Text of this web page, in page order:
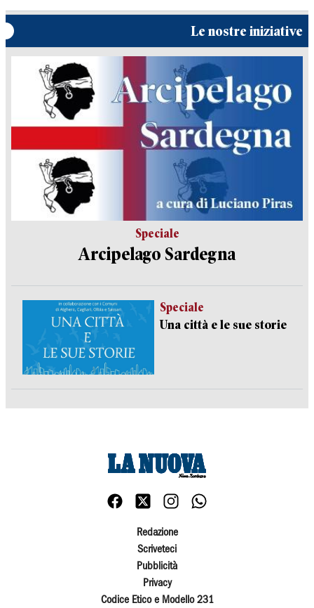
Le nostre iniziative
Speciale
Arcipelago Sardegna
Speciale
Una città e le sue storie
Redazione
Scriveteci
Pubblicità
Privacy
Codice Etico e Modello 231